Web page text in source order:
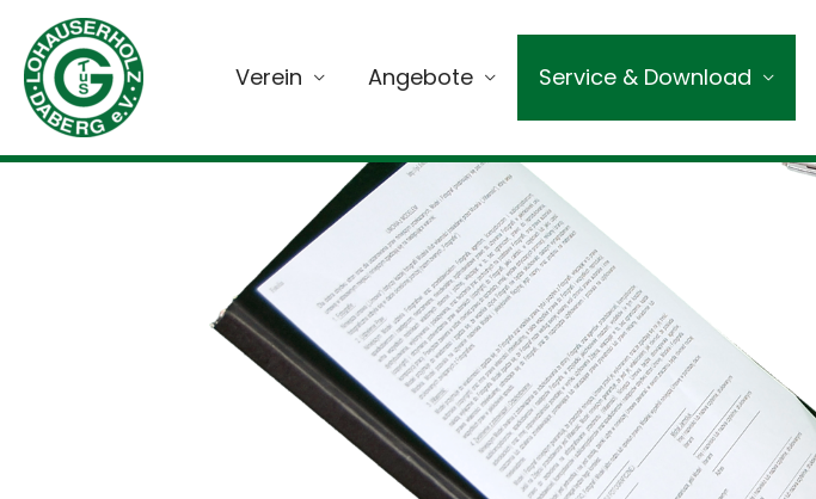
Verein Angebote Service & Download